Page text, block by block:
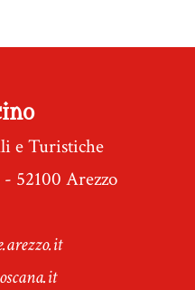
e Turistiche
52100 Arezzo